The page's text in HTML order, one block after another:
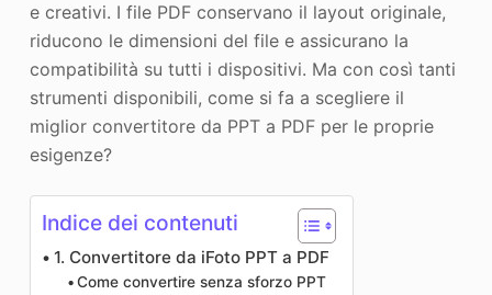
e creativi. I file PDF conservano il layout originale,
riducono le dimensioni del file e assicurano la
compatibilità su tutti i dispositivi. Ma con così tanti
strumenti disponibili, come si fa a scegliere il
miglior convertitore da PPT a PDF per le proprie
esigenze?
Indice dei contenuti
1. Convertitore da iFoto PPT a PDF
Come convertire senza sforzo PPT